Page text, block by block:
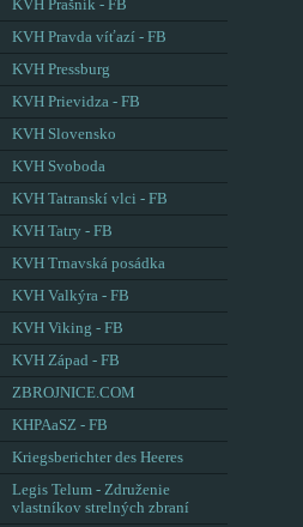
KVH Prašník - FB
KVH Pravda víťazí - FB
KVH Pressburg
KVH Prievidza - FB
KVH Slovensko
KVH Svoboda
KVH Tatranskí vlci - FB
KVH Tatry - FB
KVH Trnavská posádka
KVH Valkýra - FB
KVH Viking - FB
KVH Západ - FB
ZBROJNICE.COM
KHPAaSZ - FB
Kriegsberichter des Heeres
Legis Telum - Združenie
vlastníkov strelných zbraní